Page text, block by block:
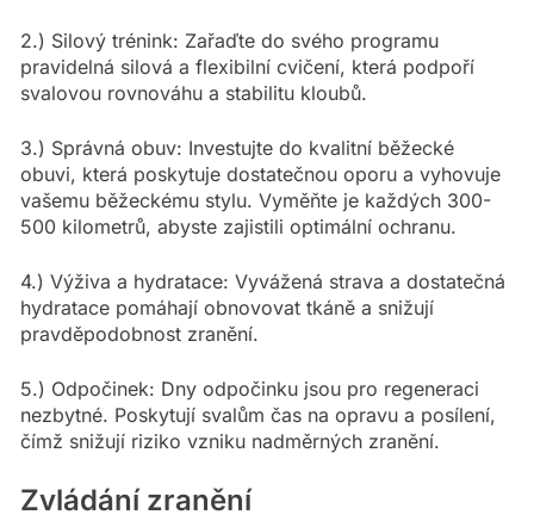
2.) Silový trénink: Zařaďte do svého programu
pravidelná silová a flexibilní cvičení, která podpoří
svalovou rovnováhu a stabilitu kloubů.
3.) Správná obuv: Investujte do kvalitní běžecké
obuvi, která poskytuje dostatečnou oporu a vyhovuje
vašemu běžeckému stylu. Vyměňte je každých 300-
500 kilometrů, abyste zajistili optimální ochranu.
4.) Výživa a hydratace: Vyvážená strava a dostatečná
hydratace pomáhají obnovovat tkáně a snižují
pravděpodobnost zranění.
5.) Odpočinek: Dny odpočinku jsou pro regeneraci
nezbytné. Poskytují svalům čas na opravu a posílení,
čímž snižují riziko vzniku nadměrných zranění.
Zvládání zranění